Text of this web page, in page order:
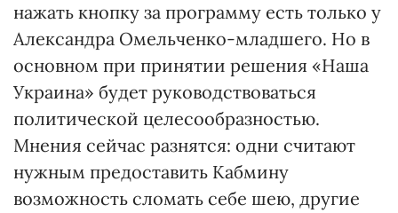
нажать кнопку за программу есть только у
Александра Омельченко-младшего. Но в
основном при принятии решения «Наша
Украина» будет руководствоваться
политической целесообразностью.
Мнения сейчас разнятся: одни считают
нужным предоставить Кабмину
возможность сломать себе шею, другие